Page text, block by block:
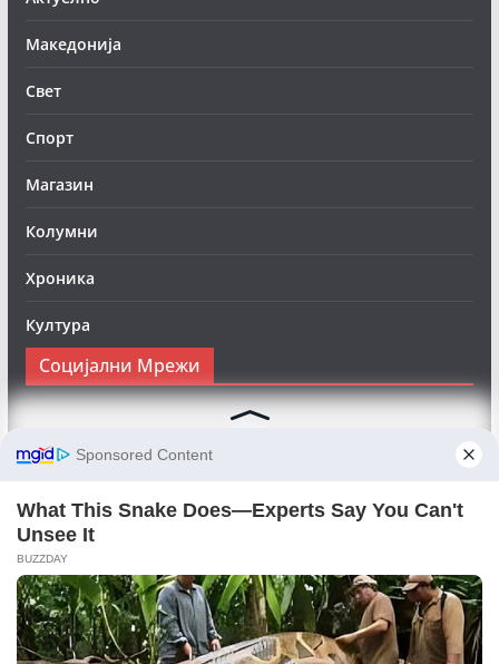
Македонија
Свет
Спорт
Магазин
Колумни
Хроника
Култура
Социјални Мрежи
Следете нè на Фејсбук за да сте во тек со најновите